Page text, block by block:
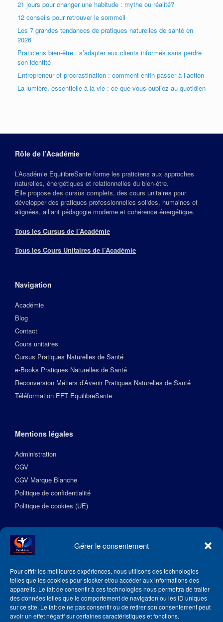
Gérer le consentement
Pour offrir les meilleures expériences, nous utilisons des technologies
telles que les cookies pour stocker et/ou accéder aux informations des
appareils. Le fait de consentir à ces technologies nous permettra de traiter
des données telles que le comportement de navigation ou les ID uniques
sur ce site. Le fait de ne pas consentir ou de retirer son consentement peut
avoir un effet négatif sur certaines caractéristiques et fonctions.
21 jours pour changer une habitude : mythe ou réalité?
12 conseils pour retrouver le sommeil
Les 7 grandes tendances de pratiques naturelles de santé en
2026
Praticiens bien-être : s’adapter aux clients informés sans perdre
son identité
Entrepreneur et procrastination : comment enfin passer à l’action
La lumière, essentielle à la vie : ce que vous oubliez au quotidien
Rôle de l’Académie
L’Académie EquilibreSante forme les praticiens aux approches
naturelles, énergétiques et relationnelles du bien‑être.
Elle propose des cursus complets, des cours unitaires pour
développer des pratiques professionnelles solides, humaines et
alignées, alliant pédagogie moderne et cohérence énergétique.
Tous les Cursus de l’Académie
Tous les Cours Unitaires de l’Académie
Navigation
Académie
Blog
Contact
Cours unitaires
Cursus Pratiques Naturelles de Santé
e-Books Pratiques Naturelles de Santé
Reconversion Métiers d’Avenir Pratiques Naturelles de Santé
Téléformation EFT EquilibreSante
Mentions légales
Administration
CGV
CGV Marque Blanche
Politique de confidentialité
Politique de cookies (UE)
Suivez l’Académie EquilibreSante